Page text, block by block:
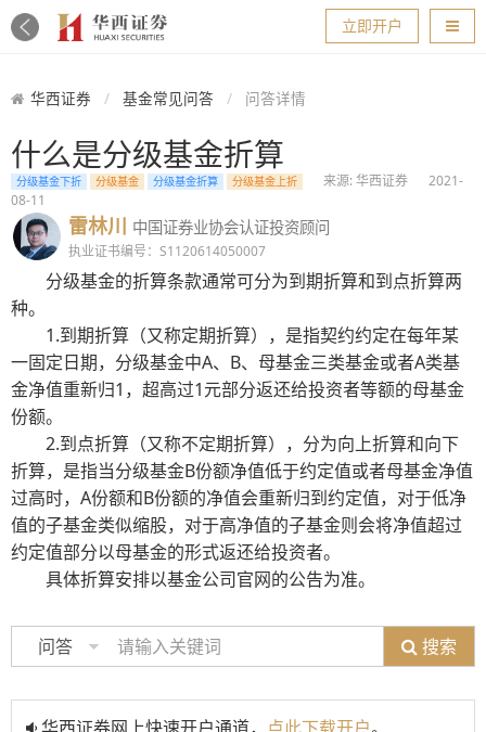
导航
立即开户
华西证券 基金常见问答 问答详情
什么是分级基金折算
分级基金下折 分级基金 分级基金折算 分级基金上折 来源: 华西证券
2021-
08-11
雷林川 中国证券业协会认证投资顾问
执业证书编号：S1120614050007
分级基金的折算条款通常可分为到期折算和到点折算两
种。
1.到期折算（又称定期折算），是指契约约定在每年某
一固定日期，分级基金中A、B、母基金三类基金或者A类基
金净值重新归1，超高过1元部分返还给投资者等额的母基金
份额。
2.到点折算（又称不定期折算），分为向上折算和向下
折算，是指当分级基金B份额净值低于约定值或者母基金净值
过高时，A份额和B份额的净值会重新归到约定值，对于低净
值的子基金类似缩股，对于高净值的子基金则会将净值超过
约定值部分以母基金的形式返还给投资者。
具体折算安排以基金公司官网的公告为准。
问答 搜索
华西证券网上快速开户通道， 点此下载开户。